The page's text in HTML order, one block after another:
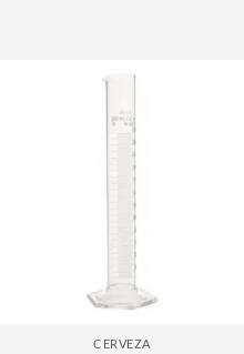
CERVEZA